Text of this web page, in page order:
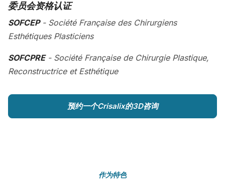
委员会资格认证
SOFCEP- Société Française des Chirurgiens
Esthétiques Plasticiens
SOFCPRE- Société Française de Chirurgie Plastique,
Reconstructrice et Esthétique
预约一个Crisalix的3D咨询
作为特色